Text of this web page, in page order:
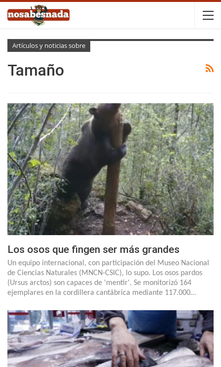
Artículos y noticias sobre
Tamaño
Los osos que fingen ser más grandes
Un equipo internacional, con participación del Museo Nacional
de Ciencias Naturales (MNCN-CSIC), lo supo. Los osos pardos
(Ursus arctos) son capaces de 'mentir'. Se monitorizó 164
ejemplares en la cordillera cantábrica mediante 117.000…